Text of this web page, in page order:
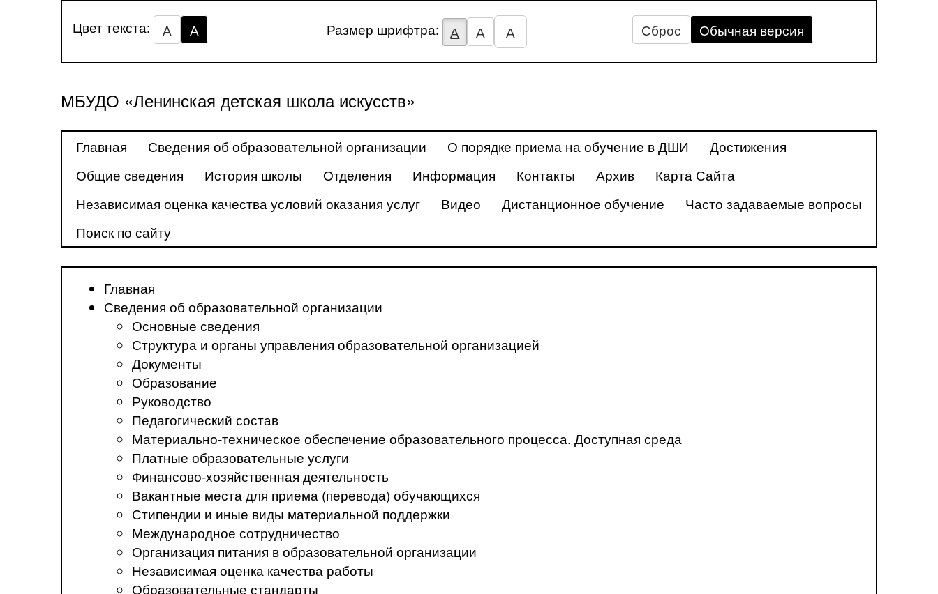
Цвет текста: А А Размер шрифтра: А А А Сброс Обычная версия
МБУДО «Ленинская детская школа искусств»
Главная Сведения об образовательной организации О порядке приема на обучение в ДШИ
Достижения
Общие сведения
История школы Отделения Информация Контакты Архив
Карта Сайта
Независимая оценка качества условий оказания услуг
Видео Дистанционное обучение
Часто задаваемые вопросы
Поиск по сайту
Главная
Сведения об образовательной организации
Основные сведения
Структура и органы управления образовательной организацией
Документы
Образование
Руководство
Педагогический состав
Материально-техническое обеспечение образовательного процесса. Доступная среда
Платные образовательные услуги
Финансово-хозяйственная деятельность
Вакантные места для приема (перевода) обучающихся
Стипендии и иные виды материальной поддержки
Международное сотрудничество
Организация питания в образовательной организации
Независимая оценка качества работы
Образовательные стандарты